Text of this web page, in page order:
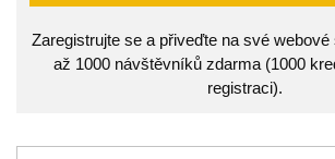
Zaregistrujte se a přiveďte na své
až 1000 návštěvníků zdarma (1000
registraci).